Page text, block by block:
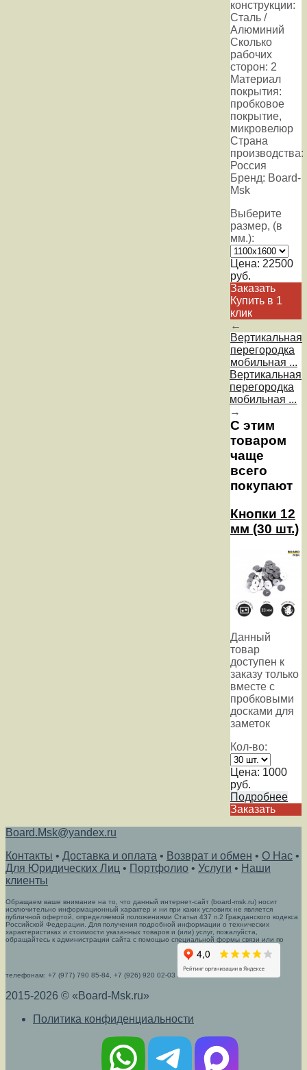
конструкции:
Сталь /
Алюминий
Сколько
рабочих
сторон: 2
Материал
покрытия:
пробковое
покрытие,
микровелюр
Страна
производства:
Россия
Бренд: Board-
Msk
Выберите
размер, (в
мм.):
Цена: 22500
руб.
Заказать
Купить в 1
клик
←
Вертикальная
перегородка
мобильная ...
Вертикальная
перегородка
мобильная ...
→
С этим
товаром
чаще
всего
покупают
Кнопки 12
мм (30 шт.)
Данный
товар
доступен к
заказу только
вместе с
пробковыми
досками для
заметок
Кол-во:
Цена: 1000
руб.
Подробнее
Заказать
Board.Msk@yandex.ru
Контакты • Доставка и оплата • Возврат и обмен • О Нас •
Для Юридических Лиц • Портфолио • Услуги • Наши
клиенты
Обращаем ваше внимание на то, что данный интернет-сайт (board-msk.ru) носит
исключительно информационный характер и ни при каких условиях не является
публичной офертой, определяемой положениями Статьи 437 п.2 Гражданского кодекса
Российской Федерации. Для получения подробной информации о технических
характеристиках и стоимости указанных товаров и (или) услуг, пожалуйста,
обращайтесь к администрации сайта с помощью специальной формы связи или по
телефонам: +7 (977) 790 85-84, +7 (926) 920 02-03
2015-2026 © «Board-Msk.ru»
Политика конфиденциальности